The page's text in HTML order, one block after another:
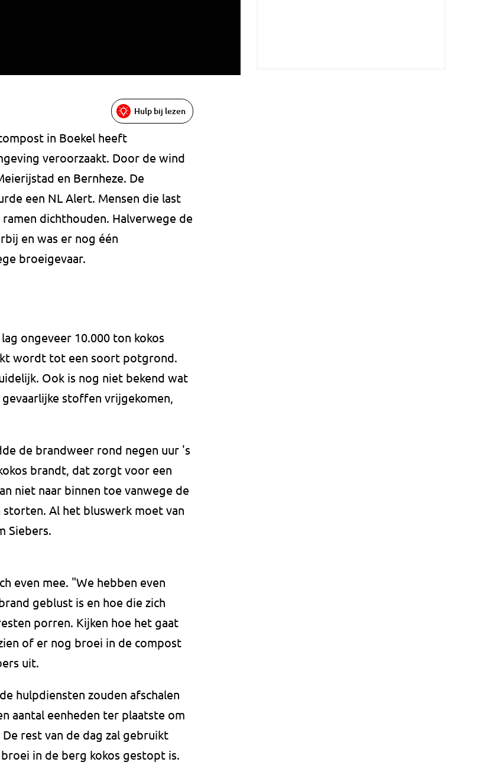
Hulp bij lezen
in Boekel heeft
veroorzaakt. Door de wind
en Bernheze. De
een NL Alert. Mensen die last
dichthouden. Halverwege de
en was er nog één
broeigevaar.
ongeveer 10.000 ton kokos
wordt tot een soort potgrond.
Ook is nog niet bekend wat
stoffen vrijgekomen,
de brandweer rond negen uur 's
brandt, dat zorgt voor een
niet naar binnen toe vanwege de
Al het bluswerk moet van
Siebers.
even mee. "We hebben even
geblust is en hoe die zich
porren. Kijken hoe het gaat
of er nog broei in de compost
uit.
hulpdiensten zouden afschalen
aantal eenheden ter plaatste om
rest van de dag zal gebruikt
in de berg kokos gestopt is.